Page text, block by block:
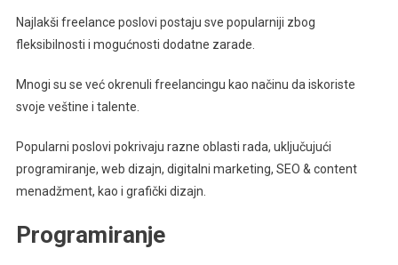
Najlakši freelance poslovi postaju sve popularniji zbog
fleksibilnosti i mogućnosti dodatne zarade.
Mnogi su se već okrenuli freelancingu kao načinu da iskoriste
svoje veštine i talente.
Popularni poslovi pokrivaju razne oblasti rada, uključujući
programiranje, web dizajn, digitalni marketing, SEO & content
menadžment, kao i grafički dizajn.
Programiranje